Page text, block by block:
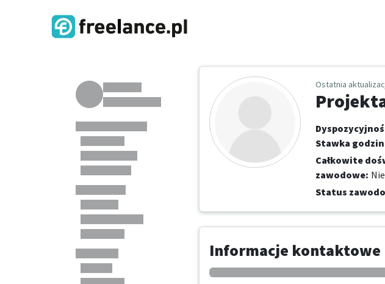
Ostatnia
Stawka
Całkowite
zawodowe:
Status
Informacje kontaktowe